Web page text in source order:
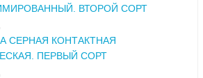
ВТОРОЙ СОРТ
СЕРНАЯ КОНТАКТНАЯ
ПЕРВЫЙ СОРТ